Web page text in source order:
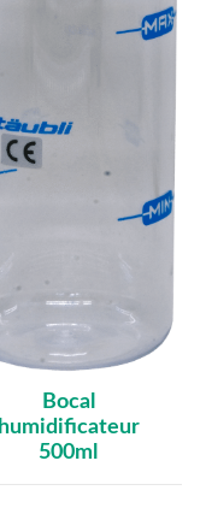
Bocal
humidificateur
500ml